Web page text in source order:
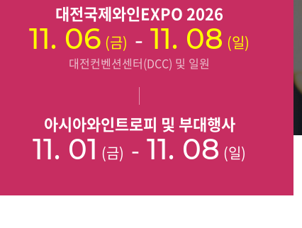
대전국제와인EXPO 2026
11. 06 (금) - 11. 08 (일)
대전컨벤션센터(DCC) 및 일원
아시아와인트로피 및 부대행사
11. 01 (금) - 11. 08 (일)